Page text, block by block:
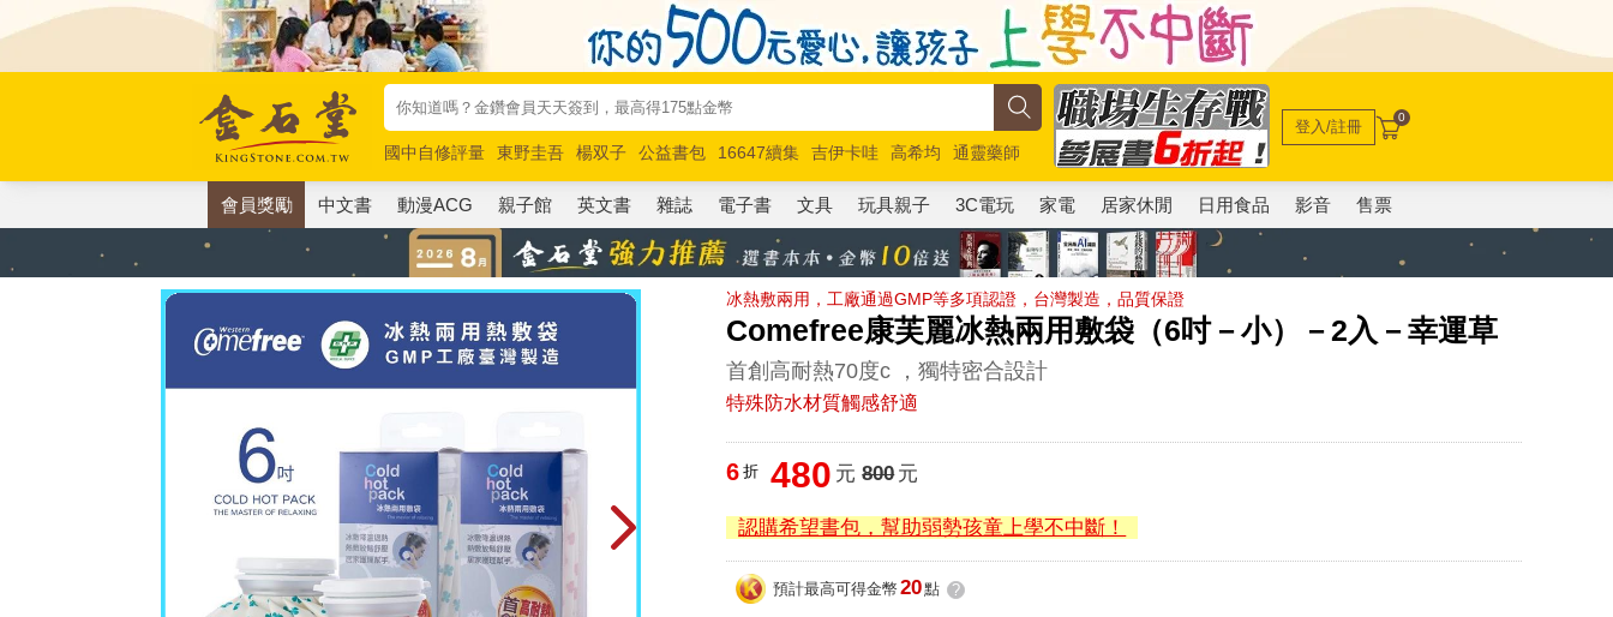
國中自修評量 東野圭吾 楊双子 公益書包 16647續集 吉伊卡哇 高希均
通靈藥師
唯紅花綻放
奧德賽 路邊攤新作 馬斯克 玩具總動員5 超慢跑
登入/註冊 0
會員獎勵 中文書 動漫ACG 親子館 英文書 雜誌 電子書 文具 玩具親子 3C電玩 家電 居家休閒 日用食品 影音 售票
冰熱敷兩用，工廠通過GMP等多項認證，台灣製造，品質保證
Comefree康芙麗冰熱兩用敷袋（6吋－小）－2入－幸運草
首創高耐熱70度c ，獨特密合設計
特殊防水材質觸感舒適
6 折 480 元 800元
認購希望書包，幫助弱勢孩童上學不中斷！
預計最高可得金幣 20點 ?